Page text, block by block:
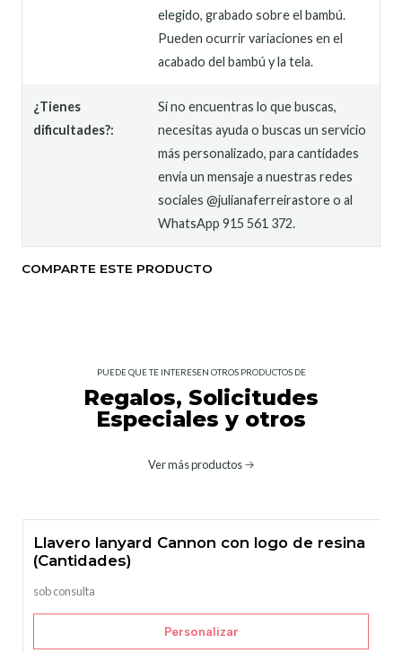
elegido, grabado sobre el bambú.
Pueden ocurrir variaciones en el
acabado del bambú y la tela.
¿Tienes
dificultades?:
Si no encuentras lo que buscas,
necesitas ayuda o buscas un servicio
más personalizado, para cantidades
envía un mensaje a nuestras redes
sociales @julianaferreirastore o al
WhatsApp 915 561 372.
COMPARTE ESTE PRODUCTO
PUEDE QUE TE INTERESEN OTROS PRODUCTOS DE
Regalos, Solicitudes
Especiales y otros
Ver más productos
Llavero lanyard Cannon con logo de resina
(Cantidades)
sob consulta
Personalizar